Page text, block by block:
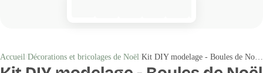
Accueil Décorations et bricolages de Noël Kit DIY modelage - Boules de Noël - Figurines de Noël